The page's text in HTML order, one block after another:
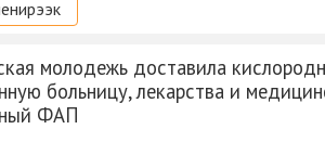
молодежь доставила
больницу, лекарства и
ФАП